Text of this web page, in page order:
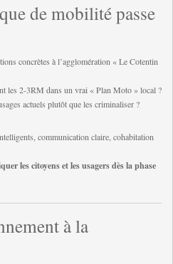
de mobilité passe
concrètes à l’agglomération « Le Cotentin
les 2-3RM dans un vrai « Plan Moto » local ?
actuels plutôt que les criminaliser ?
communication claire, cohabitation
les citoyens et les usagers dès la phase
à la